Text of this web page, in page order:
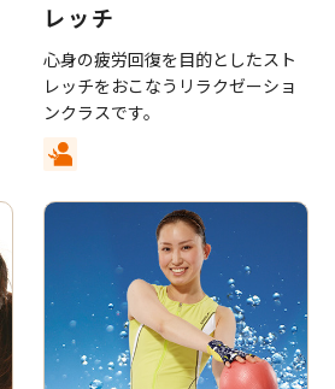
レッチ
心身の疲労回復を目的としたスト
レッチをおこなうリラクゼーショ
ンクラスです。